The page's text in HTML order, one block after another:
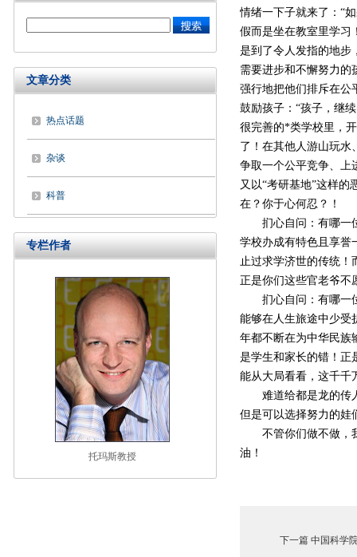
文章分类
热点话题
杂谈
科普
专栏作者
托玛斯教授
情绪一下子就来了：“
假而是坐在教室里学习
是到了令人发指的地步
需要进步和不懈努力的
强行地把他们排斥在公
鼓励孩子：“孩子，继
很完善的*类学校里，
了！在其他人游山玩水
争取一个公平竞争、上
又以“考研基地”这样
在？你于心何忍？！
扪心自问：有哪一位
学校办成有特色且享誉
止过求学济世的传统！
正是你们这些官老爷不
扪心自问：有哪一位
能够在人生旅途中少受
年都不断在为中华民族
是学生和家长的错！正
能从大局看看，这千千
难道给都是龙的传人
但是可以选择努力的娃
不管你们做不做，我
油！
下一篇 中国科学